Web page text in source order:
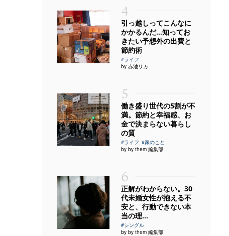
4
引っ越しってこんなに
かかるんだ…知ってお
きたい予想外の出費と
節約術
#ライフ
by 赤池リカ
5
働き盛り世代の5割が不
満。節約と幸福感、お
金で決まらない暮らし
の質
#ライフ #家のこと
by by them 編集部
6
正解がわからない。30
代未婚女性が抱える不
安と、行動できない本
当の理...
#シングル
by by them 編集部